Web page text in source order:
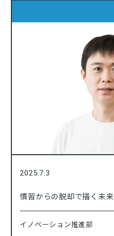
2025.7.3
慣習からの脱却で描く未来
イノベーション推進部